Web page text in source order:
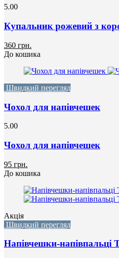
5.00
Купальник рожевий з
360 грн.
До кошика
Швидкий перегляд
Чохол для напівчешек
5.00
Чохол для напівчешек
95 грн.
До кошика
Акція
Швидкий перегляд
Напівчешки-напівпальці